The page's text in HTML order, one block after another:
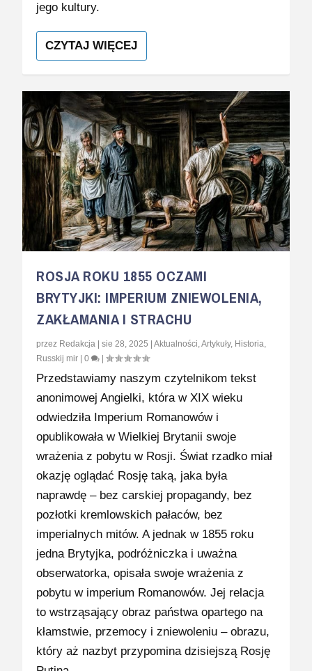
jego kultury.
CZYTAJ WIĘCEJ
ROSJA ROKU 1855 OCZAMI
BRYTYJKI: IMPERIUM ZNIEWOLENIA,
ZAKŁAMANIA I STRACHU
przez Redakcja |sie 28, 2025 |Aktualności ,Artykuły, Historia
Russkij mir |0 |
Przedstawiamy naszym czytelnikom tekst
anonimowej Angielki, która w XIX wieku
odwiedziła Imperium Romanowów i
opublikowała w Wielkiej Brytanii swoje
wrażenia z pobytu w Rosji. Świat rzadko miał
okazję oglądać Rosję taką, jaka była
naprawdę – bez carskiej propagandy, bez
pozłotki kremlowskich pałaców, bez
imperialnych mitów. A jednak w 1855 roku
jedna Brytyjka, podróżniczka i uważna
obserwatorka, opisała swoje wrażenia z
pobytu w imperium Romanowów. Jej relacja
to wstrząsający obraz państwa opartego na
kłamstwie, przemocy i zniewoleniu – obrazu,
który aż nazbyt przypomina dzisiejszą Rosję